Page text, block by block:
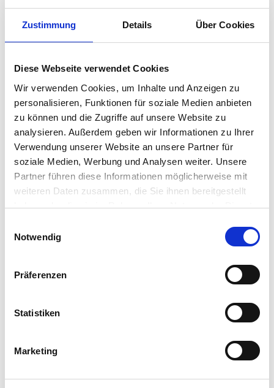
Zustimmung Details Über Cookies
Diese Webseite verwendet Cookies
Wir verwenden Cookies, um Inhalte und Anzeigen zu
personalisieren, Funktionen für soziale Medien anbieten
zu können und die Zugriffe auf unsere Website zu
analysieren. Außerdem geben wir Informationen zu Ihrer
Verwendung unserer Website an unsere Partner für
soziale Medien, Werbung und Analysen weiter. Unsere
Partner führen diese Informationen möglicherweise mit
weiteren Daten zusammen, die Sie ihnen bereitgestellt
haben oder die sie im Rahmen Ihrer Nutzung der Dienste
Cookies, wenn Sie unsere Webseite weiterhin nutzen.
Notwendig
Präferenzen
Statistiken
Marketing
Land
Telefon
Fax
Nachricht
Die oben eingetragenen Daten werden zur Kontaktaufnahme verarbeitet. Die
akzeptiere ich als Grundlage der Datenverarbeitung.